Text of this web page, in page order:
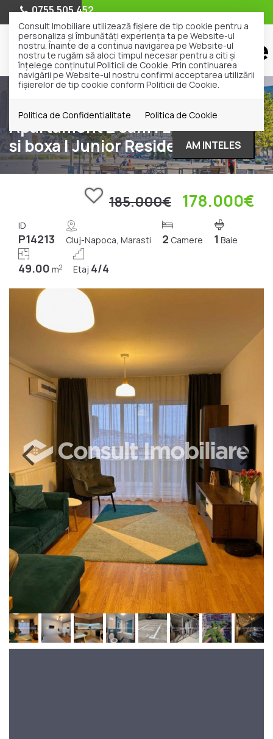
Consult Imobiliare utilizează fişiere de tip cookie pentru a
personaliza și îmbunătăți experiența ta pe Website-ul
nostru. Înainte de a continua navigarea pe Website-ul
nostru te rugăm să aloci timpul necesar pentru a citi și
înțelege conținutul Politicii de Cookie. Prin continuarea
navigării pe Website-ul nostru confirmi acceptarea utilizării
fişierelor de tip cookie conform Politicii de Cookie.
Politica de Confidentialitate Politica de Cookie
AM INTELES
0755.505.452
Apartament 2 cam | Loc parcare
si boxa | Junior Residence
185.000€ 178.000€
ID
P14213 Cluj-Napoca, Marasti 2 Camere 1 Baie
49.00 m2 Etaj 4/4